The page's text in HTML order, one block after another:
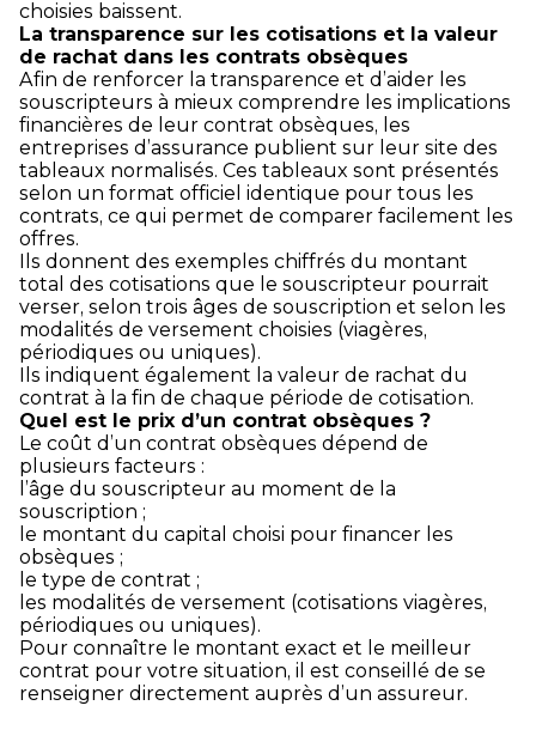
choisies baissent.
La transparence sur les cotisations et la valeur
de rachat dans les contrats obsèques
Afin de renforcer la transparence et d’aider les
souscripteurs à mieux comprendre les implications
financières de leur contrat obsèques, les
entreprises d’assurance publient sur leur site des
tableaux normalisés. Ces tableaux sont présentés
selon un format officiel identique pour tous les
contrats, ce qui permet de comparer facilement les
offres.
Ils donnent des exemples chiffrés du montant
total des cotisations que le souscripteur pourrait
verser, selon trois âges de souscription et selon les
modalités de versement choisies (viagères,
périodiques ou uniques).
Ils indiquent également la valeur de rachat du
contrat à la fin de chaque période de cotisation.
Quel est le prix d’un contrat obsèques ?
Le coût d’un contrat obsèques dépend de
plusieurs facteurs :
l’âge du souscripteur au moment de la
souscription ;
le montant du capital choisi pour financer les
obsèques ;
le type de contrat ;
les modalités de versement (cotisations viagères,
périodiques ou uniques).
Pour connaître le montant exact et le meilleur
contrat pour votre situation, il est conseillé de se
renseigner directement auprès d’un assureur.